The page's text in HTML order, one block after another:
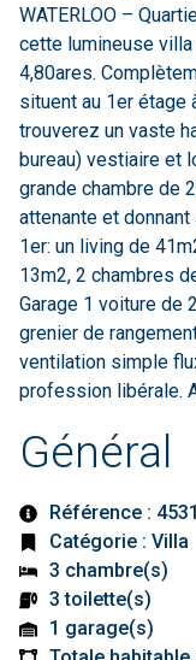
WATERLOO –
cette lumineuse
4,80ares.
situent au 1er étage
trouverez un vaste
bureau) vestiaire et
grande chambre de
attenante et
1er: un living de
13m2, 2 chambres
Garage 1 voiture de
grenier de
ventilation simple
profession libérale.
Général
Référence :
Catégorie : Villa
3 chambre(s)
3 toilette(s)
1 garage(s)